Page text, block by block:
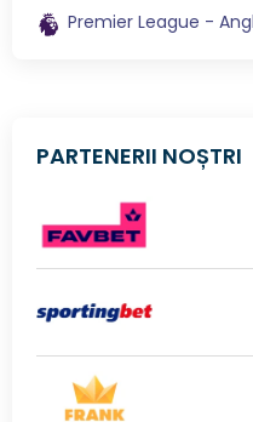
Premier League -
PARTENERII NOȘTRI